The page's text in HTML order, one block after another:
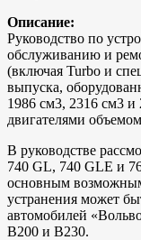
Описание:
Руководство по
обслуживанию и
(включая Turbo и
выпуска,
1986 см3, 2316 см3
двигателями
В руководстве
740 GL, 740 GLE и
основным
устранения может
автомобилей
В200 и В230.